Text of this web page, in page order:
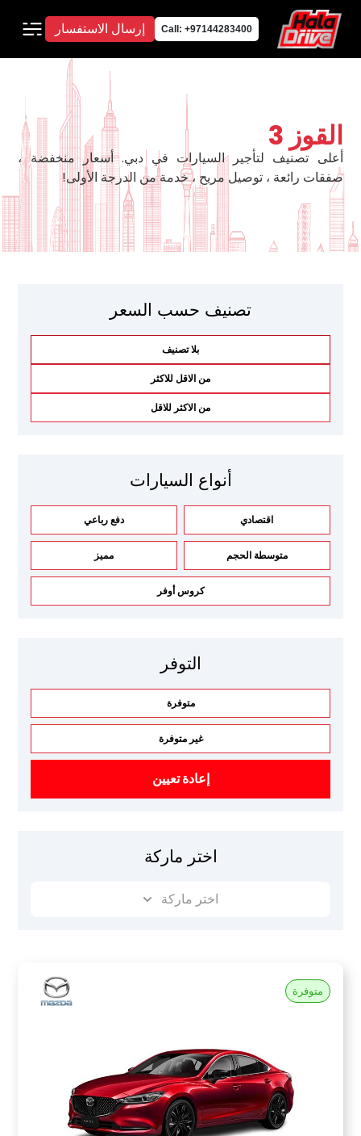
Call: +97144283400 إرسال الاستفسار
القوز 3
أعلى تصنيف لتأجير السيارات في دبي. أسعار منخفضة ،
صفقات رائعة ، توصيل مريح ، خدمة من الدرجة الأولى!
تصنيف حسب السعر
بلا تصنيف
من الاقل للاكثر
من الاكثر للاقل
أنواع السيارات
اقتصادي دفع رباعي
متوسطة الحجم مميز
كروس أوفر
التوفر
متوفرة
غير متوفرة
إعادة تعيين
اختر ماركة
اختر ماركة
متوفرة